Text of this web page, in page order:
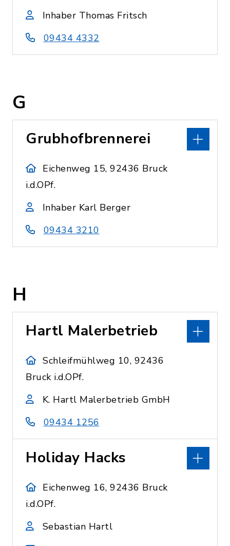
Inhaber Thomas Fritsch
09434 4332
G
Grubhofbrennerei
Eichenweg 15, 92436 Bruck
i.d.OPf.
Inhaber Karl Berger
09434 3210
H
Hartl Malerbetrieb
Schleifmühlweg 10, 92436
Bruck i.d.OPf.
K. Hartl Malerbetrieb GmbH
09434 1256
Holiday Hacks
Eichenweg 16, 92436 Bruck
i.d.OPf.
Sebastian Hartl